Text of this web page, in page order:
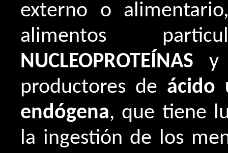
externo o
alimentos
NUCLEOPROTEÍNAS y
productores de ácido
endógena, que tiene
la ingestión de los